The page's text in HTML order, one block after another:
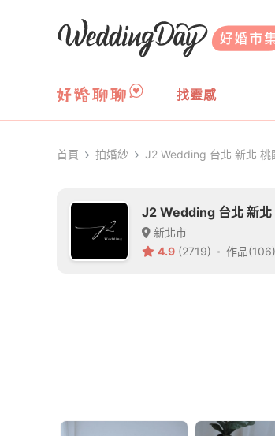
WeddingDay 好婚市集
找靈感
首頁 拍婚紗 J2 Wedding 台北 新北 桃
J2 Wedding 台北 新北
新北市
4.9 (2719) 作品(106)